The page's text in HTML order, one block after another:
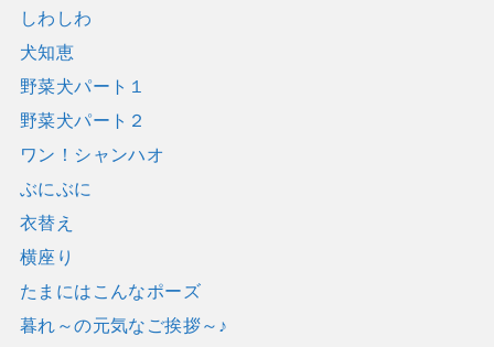
しわしわ
犬知恵
野菜犬パート１
野菜犬パート２
ワン！シャンハオ
ぶにぶに
衣替え
横座り
たまにはこんなポーズ
暮れ～の元気なご挨拶～♪